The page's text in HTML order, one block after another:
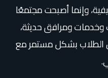
وإنما أصبحت مجتمعًا
وخدمات ومرافق حديثة،
بشكل مستمر مع